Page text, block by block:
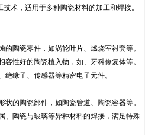
术，适用于多种陶瓷材料的加工和焊接。
陶瓷零件，如涡轮叶片、燃烧室衬套等。
性好的陶瓷植入物，如、牙科修复体等。
缘子、传感器等精密电子元件。
的陶瓷部件，如陶瓷管道、陶瓷容器等。
陶瓷与玻璃等异种材料的焊接，满足特殊